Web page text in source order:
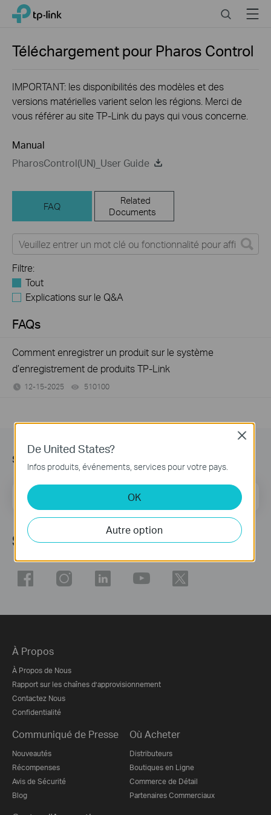
Click
the
navigation
TP-Link, Reliably Smart SearchMenu
Téléchargement pour Pharos Control
IMPORTANT: les disponibilités des modèles et des
versions matérielles varient selon les régions. Merci de
vous référer au site TP-Link du pays qui vous concerne.
Manual
PharosControl(UN)_User Guide
FAQ
Related
Documents
Filtre:
Tout
Explications sur le Q&A
FAQs
Comment enregistrer un produit sur le système
d’enregistrement de produits TP-Link
12-15-2025 510100
s’Abonner
E-mail S'enregistrer
Suivez Nous
À Propos
À Propos de Nous
Rapport sur les chaînes d’approvisionnement
Contactez Nous
Confidentialité
Communiqué de Presse
Nouveautés
Récompenses
Avis de Sécurité
Blog
Où Acheter
Distributeurs
Boutiques en Ligne
Commerce de Détail
Partenaires Commerciaux
De United States?
Infos produits, événements, services pour votre pays.
OK
Autre option
Close